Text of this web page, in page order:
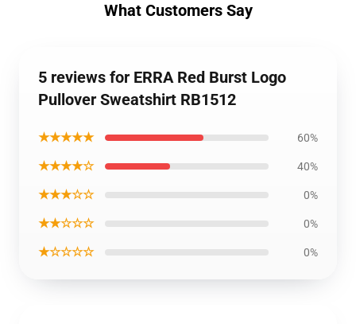
What Customers Say
5 reviews for ERRA Red Burst Logo
Pullover Sweatshirt RB1512
★★★★★ 60%
★★★★☆ 40%
★★★☆☆ 0%
★★☆☆☆ 0%
★☆☆☆☆ 0%